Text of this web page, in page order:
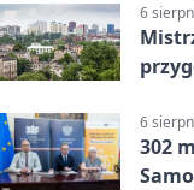
6
6
302